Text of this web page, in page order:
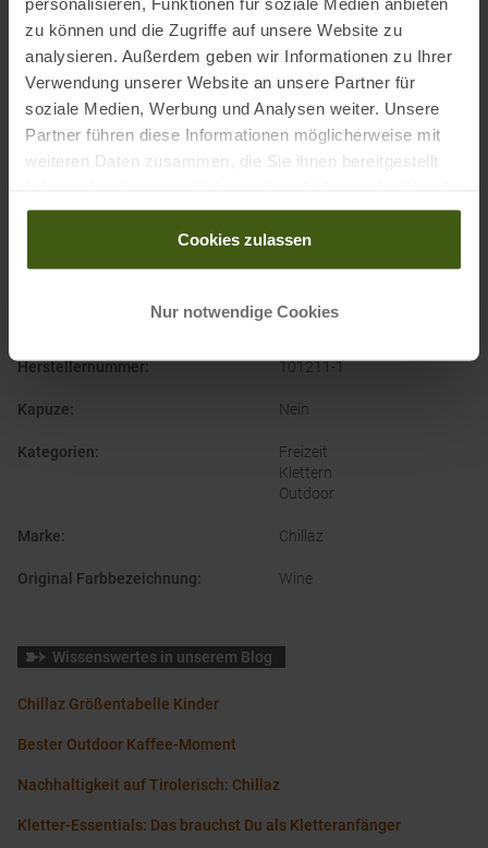
zu können und die Zugriffe auf unsere Website zu
analysieren. Außerdem geben wir Informationen zu Ihrer
Verwendung unserer Website an unsere Partner für
soziale Medien, Werbung und Analysen weiter. Unsere
Partner führen diese Informationen möglicherweise mit
weiteren Daten zusammen, die Sie ihnen bereitgestellt
gesammelt haben.
Cookies zulassen
Nur notwendige Cookies
PRODUKTEIGENSCHAFTEN:
Ausschnitt: V
Ausstattung Oberteil: Racerback
Herstellernummer: 101211-1
Kapuze: Nein
Kategorien:
Freizeit
Klettern
Outdoor
Marke: Chillaz
Original Farbbezeichnung: Wine
Wissenswertes in unserem Blog
Chillaz Größentabelle Kinder
Bester Outdoor Kaffee-Moment
Nachhaltigkeit auf Tirolerisch: Chillaz
Kletter-Essentials: Das brauchst Du als Kletteranfänger